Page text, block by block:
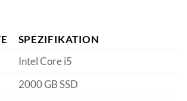
SPEZIFIKATION
Intel Core i5
2000 GB SSD